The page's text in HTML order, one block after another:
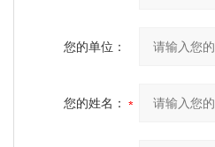
您的单位：
您的姓名：